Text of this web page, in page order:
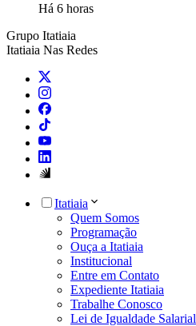
Há 6 horas
Grupo Itatiaia
Itatiaia Nas Redes
Itatiaia
Quem Somos
Programação
Ouça a Itatiaia
Institucional
Entre em Contato
Expediente Itatiaia
Trabalhe Conosco
Lei de Igualdade Salarial